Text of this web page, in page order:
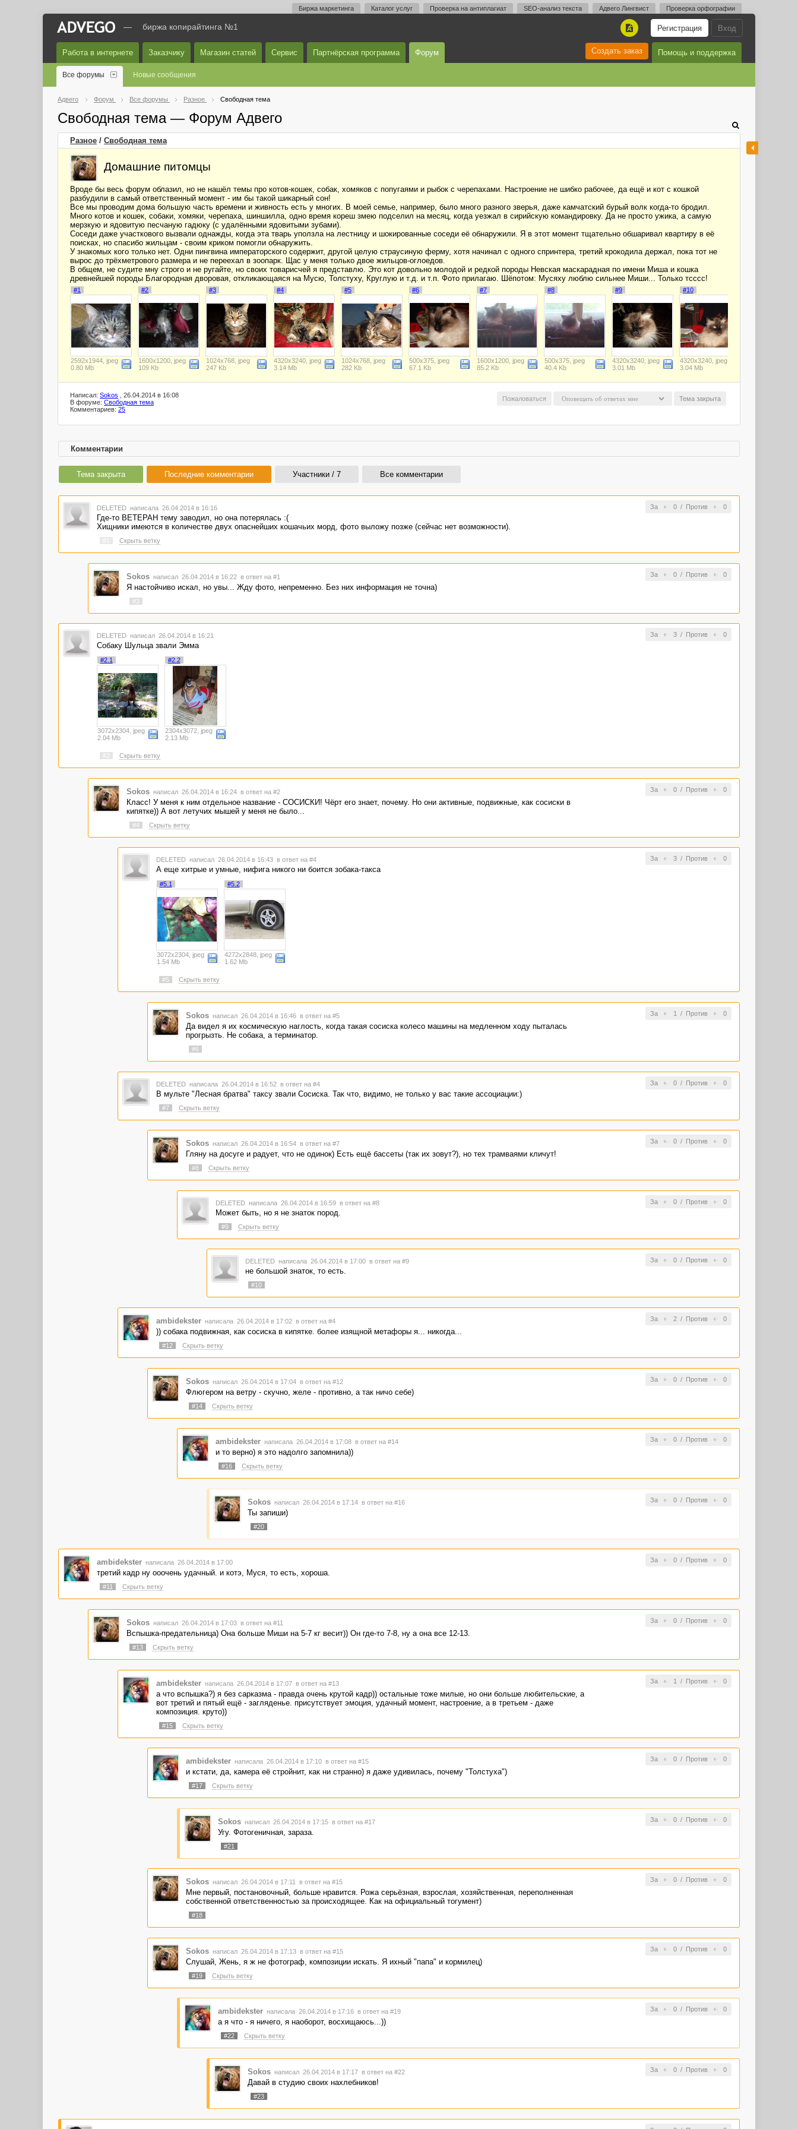
Биржа маркетинга Каталог услуг Проверка на антиплагиат SEO-анализ текста Адвего Лингвист Проверка орфографии
Вход
Регистрация
A
— биржа копирайтинга №1
Работа в интернете Заказчику Магазин статей Сервис Партнёрская программа Форум Помощь и поддержка
Создать заказ
Все форумы Новые сообщения
Адвего Форум Все форумы Разное Свободная тема
Свободная тема — Форум Адвего
Разное / Свободная тема
Домашние питомцы
Вроде бы весь форум облазил, но не нашёл темы про котов-кошек, собак, хомяков с попугаями и рыбок с черепахами. Настроение не шибко рабочее, да ещё и кот с кошкой
разбудили в самый ответственный момент - им бы такой шикарный сон!
Все мы проводим дома большую часть времени и живность есть у многих. В моей семье, например, было много разного зверья, даже камчатский бурый волк когда-то бродил.
Много котов и кошек, собаки, хомяки, черепаха, шиншилла, одно время кореш змею подселил на месяц, когда уезжал в сирийскую командировку. Да не просто ужика, а самую
мерзкую и ядовитую песчаную гадюку (с удалёнными ядовитыми зубами).
Соседи даже участкового вызвали однажды, когда эта тварь уползла на лестницу и шокированные соседи её обнаружили. Я в этот момент тщательно обшаривал квартиру в её
поисках, но спасибо жильцам - своим криком помогли обнаружить.
У знакомых кого только нет. Одни пингвина императорского содержит, другой целую страусиную ферму, хотя начинал с одного спринтера, третий крокодила держал, пока тот не
вырос до трёхметрового размера и не переехал в зоопарк. Щас у меня только двое жильцов-оглоедов.
В общем, не судите мну строго и не ругайте, но своих товарисчей я представлю. Это кот довольно молодой и редкой породы Невская маскарадная по имени Миша и кошка
древнейшей породы Благородная дворовая, откликающаяся на Мусю, Толстуху, Круглую и т.д. и т.п. Фото прилагаю. Шёпотом: Мусяху люблю сильнее Миши... Только тсссс!
#1
2592x1944, jpeg
0.80 Mb
#2
1600x1200, jpeg
109 Kb
#3
1024x768, jpeg
247 Kb
#4
4320x3240, jpeg
3.14 Mb
#5
1024x768, jpeg
282 Kb
#6
500x375, jpeg
67.1 Kb
#7
1600x1200, jpeg
85.2 Kb
#8
500x375, jpeg
40.4 Kb
#9
4320x3240, jpeg
3.01 Mb
#10
4320x3240, jpeg
3.04 Mb
Тема закрыта
Пожаловаться
Написал: Sokos , 26.04.2014 в 16:08
В форуме: Свободная тема
Комментариев: 25
Комментарии
Тема закрыта Последние комментарии Участники / 7 Все комментарии
За 0/ Против 0
DELETED написала 26.04.2014 в 16:16
Где-то ВЕТЕРАН тему заводил, но она потерялась :(
Хищники имеются в количестве двух опаснейших кошачьих морд, фото выложу позже (сейчас нет возможности).
Скрыть ветку
За 0/ Против 0
Sokos написал 26.04.2014 в 16:22 в ответ на #1
Я настойчиво искал, но увы... Жду фото, непременно. Без них информация не точна)
#3
За 3/ Против 0
DELETED написал 26.04.2014 в 16:21
Собаку Шульца звали Эмма
#2.1
3072x2304, jpeg
2.04 Mb
#2.2
2304x3072, jpeg
2.13 Mb
#2 Скрыть ветку
За 0/ Против 0
Sokos написал 26.04.2014 в 16:24 в ответ на #2
Класс! У меня к ним отдельное название - СОСИСКИ! Чёрт его знает, почему. Но они активные, подвижные, как сосиски в
кипятке)) А вот летучих мышей у меня не было...
#4 Скрыть ветку
За 3/ Против 0
DELETED написал 26.04.2014 в 16:43 в ответ на #4
А еще хитрые и умные, нифига никого ни боится зобака-такса
#5.1
3072x2304, jpeg
1.54 Mb
#5.2
4272x2848, jpeg
1.62 Mb
#5 Скрыть ветку
За 1 / Против 0
Sokos написал 26.04.2014 в 16:46 в ответ на #5
Да видел я их космическую наглость, когда такая сосиска колесо машины на медленном ходу пыталась
прогрызть. Не собака, а терминатор.
#6
За 0/ Против 0
DELETED написала 26.04.2014 в 16:52 в ответ на #4
В мульте "Лесная братва" таксу звали Сосиска. Так что, видимо, не только у вас такие ассоциации:)
#7 Скрыть ветку
За 0/ Против 0
Sokos написал 26.04.2014 в 16:54 в ответ на #7
Гляну на досуге и радует, что не одинок) Есть ещё бассеты (так их зовут?), но тех трамваями кличут!
#8 Скрыть ветку
За 0/ Против 0
DELETED написала 26.04.2014 в 16:59 в ответ на #8
Может быть, но я не знаток пород.
#9 Скрыть ветку
За 0/ Против 0
DELETED написала 26.04.2014 в 17:00 в ответ на #9
не большой знаток, то есть.
#10
За 2/ Против 0
ambidekster написала 26.04.2014 в 17:02 в ответ на #4
)) собака подвижная, как сосиска в кипятке. более изящной метафоры я... никогда...
#12 Скрыть ветку
За 0/ Против 0
Sokos написал 26.04.2014 в 17:04 в ответ на #12
Флюгером на ветру - скучно, желе - противно, а так ничо себе)
#14 Скрыть ветку
За 0/ Против 0
ambidekster написала 26.04.2014 в 17:08 в ответ на #14
и то верно) я это надолго запомнила))
#16 Скрыть ветку
За 0/ Против 0
Sokos написал 26.04.2014 в 17:14 в ответ на #16
Ты запиши)
#20
За 0/ Против 0
ambidekster написала 26.04.2014 в 17:00
третий кадр ну ооочень удачный. и котэ, Муся, то есть, хороша.
#11 Скрыть ветку
За 0/ Против 0
Sokos написал 26.04.2014 в 17:03 в ответ на #11
Вспышка-предательница) Она больше Миши на 5-7 кг весит)) Он где-то 7-8, ну а она все 12-13.
#13 Скрыть ветку
За 1 / Против 0
ambidekster написала 26.04.2014 в 17:07 в ответ на #13
а что вспышка?) я без сарказма - правда очень крутой кадр)) остальные тоже милые, но они больше любительские, а
вот третий и пятый ещё - загляденье. присутствует эмоция, удачный момент, настроение, а в третьем - даже
композиция. круто))
#15 Скрыть ветку
За 0/ Против 0
ambidekster написала 26.04.2014 в 17:10 в ответ на #15
и кстати, да, камера её стройнит, как ни странно) я даже удивилась, почему "Толстуха")
#17 Скрыть ветку
За 0/ Против 0
Sokos написал 26.04.2014 в 17:15 в ответ на #17
Угу. Фотогеничная, зараза.
#21
За 0/ Против 0
Sokos написал 26.04.2014 в 17:11 в ответ на #15
Мне первый, постановочный, больше нравится. Рожа серьёзная, взрослая, хозяйственная, переполненная
собственной ответственностью за происходящее. Как на официальный тогумент)
#18
За 0/ Против 0
Sokos написал 26.04.2014 в 17:13 в ответ на #15
Слушай, Жень, я ж не фотограф, композиции искать. Я ихный "папа" и кормилец)
#19 Скрыть ветку
За 0/ Против 0
ambidekster написала 26.04.2014 в 17:16 в ответ на #19
а я что - я ничего, я наоборот, восхищаюсь...))
#22 Скрыть ветку
За 0/ Против 0
Sokos написал 26.04.2014 в 17:17 в ответ на #22
Давай в студию своих нахлебников!
#23